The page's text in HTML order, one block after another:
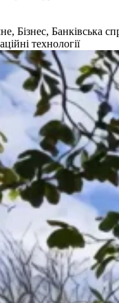
Бізнес, Банківська
технології